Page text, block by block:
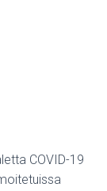
I
S
COVID-19